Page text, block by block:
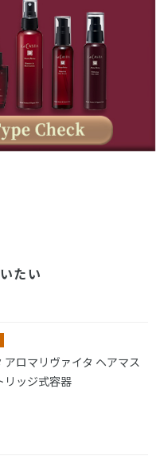
たい
アロマリヴァイタ ヘアマス
リッジ式容器